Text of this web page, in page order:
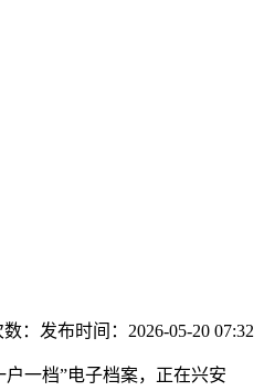
： 发布时间： 2026-05-20 07:32
一档”电子档案，正在兴安